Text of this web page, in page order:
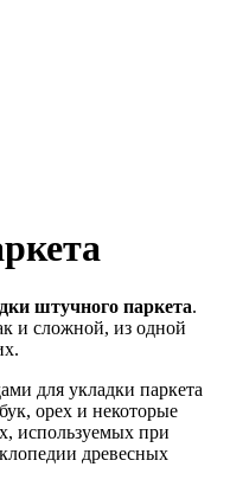
штучного паркета.
и сложной, из одной
для укладки паркета
орех и некоторые
используемых при
древесных